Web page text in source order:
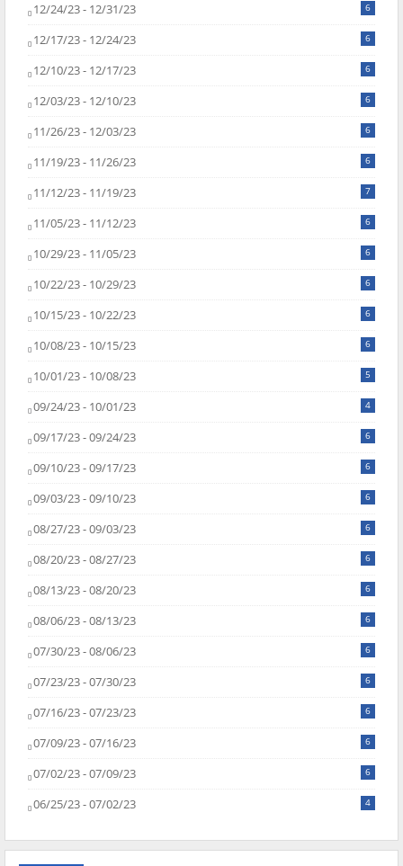
12/24/23 - 12/31/23 6
12/17/23 - 12/24/23 6
12/10/23 - 12/17/23 6
12/03/23 - 12/10/23 6
11/26/23 - 12/03/23 6
11/19/23 - 11/26/23 6
11/12/23 - 11/19/23 7
11/05/23 - 11/12/23 6
10/29/23 - 11/05/23 6
10/22/23 - 10/29/23 6
10/15/23 - 10/22/23 6
10/08/23 - 10/15/23 6
10/01/23 - 10/08/23 5
09/24/23 - 10/01/23 4
09/17/23 - 09/24/23 6
09/10/23 - 09/17/23 6
09/03/23 - 09/10/23 6
08/27/23 - 09/03/23 6
08/20/23 - 08/27/23 6
08/13/23 - 08/20/23 6
08/06/23 - 08/13/23 6
07/30/23 - 08/06/23 6
07/23/23 - 07/30/23 6
07/16/23 - 07/23/23 6
07/09/23 - 07/16/23 6
07/02/23 - 07/09/23 6
06/25/23 - 07/02/23 4